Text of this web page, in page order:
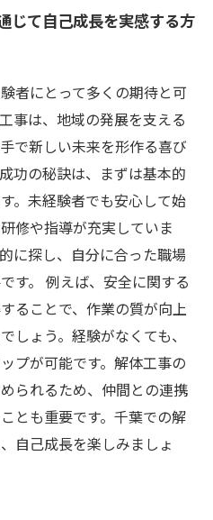
じて自己成長を実感する方
者にとって多くの期待と可
事は、地域の発展を支える
で新しい未来を形作る喜び
功の秘訣は、まずは基本的
。未経験者でも安心して始
修や指導が充実していま
に探し、自分に合った職場
す。 例えば、安全に関する
ることで、作業の質が向上
しょう。経験がなくても、
プが可能です。解体工事の
られるため、仲間との連携
とも重要です。千葉での解
自己成長を楽しみましょ